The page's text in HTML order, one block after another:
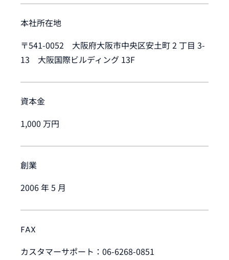
本社所在地
〒541-0052 大阪府大阪市中央区安土町 2 丁目 3-
13 大阪国際ビルディング 13F
資本金
1,000 万円
創業
2006 年 5 月
FAX
カスタマーサポート：06-6268-0851